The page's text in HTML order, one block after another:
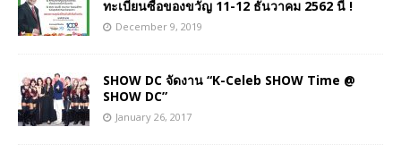
ทะเบียนซื้อของขวัญ 11-12 ธันวาคม 2562 นี้ !
December 9, 2019
SHOW DC จัดงาน “K-Celeb SHOW Time @
SHOW DC”
January 26, 2017